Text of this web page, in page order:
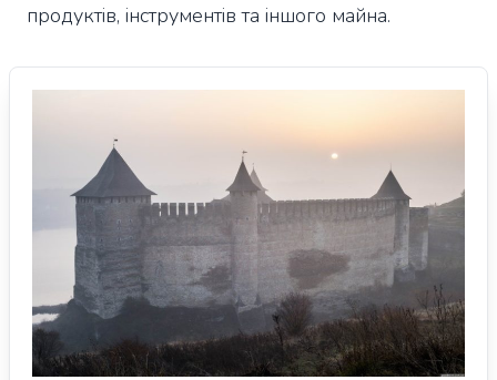
продуктів, інструментів та іншого майна.